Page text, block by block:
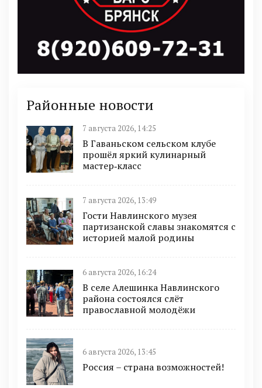
Районные новости
7 августа 2026, 14:25
В Гаваньском сельском клубе
прошёл яркий кулинарный
мастер‑класс
7 августа 2026, 13:49
Гости Навлинского музея
партизанской славы знакомятся с
историей малой родины
6 августа 2026, 16:24
В селе Алешинка Навлинского
района состоялся слёт
православной молодёжи
6 августа 2026, 13:45
Россия – страна возможностей!